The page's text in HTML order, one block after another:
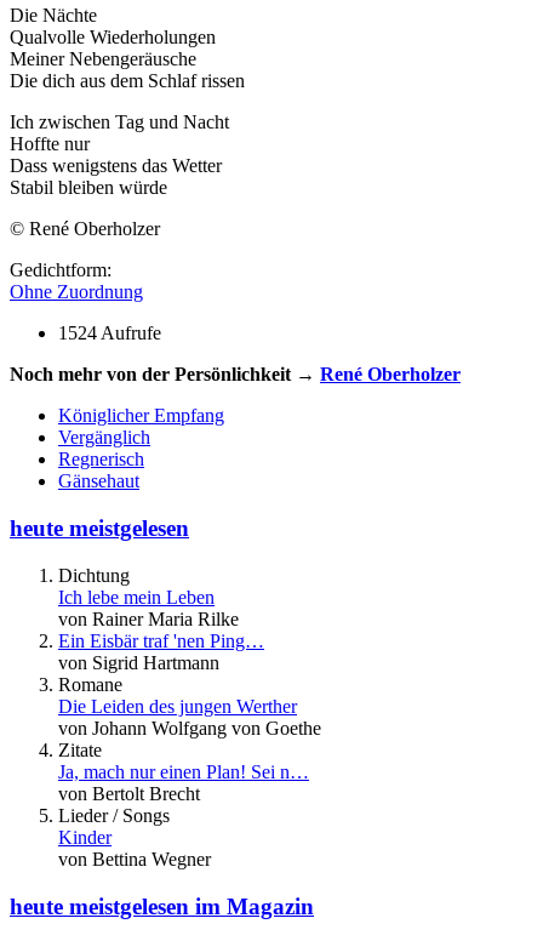
Die Nächte
Qualvolle Wiederholungen
Meiner Nebengeräusche
Die dich aus dem Schlaf rissen
Ich zwischen Tag und Nacht
Hoffte nur
Dass wenigstens das Wetter
Stabil bleiben würde
© René Oberholzer
Gedichtform:
Ohne Zuordnung
1524 Aufrufe
Noch mehr von der Persönlichkeit → René Oberholzer
Königlicher Empfang
Vergänglich
Regnerisch
Gänsehaut
heute meistgelesen
Dichtung
Ich lebe mein Leben
von Rainer Maria Rilke
Ein Eisbär traf 'nen Ping…
von Sigrid Hartmann
Romane
Die Leiden des jungen Werther
von Johann Wolfgang von Goethe
Zitate
Ja, mach nur einen Plan! Sei n…
von Bertolt Brecht
Lieder / Songs
Kinder
von Bettina Wegner
heute meistgelesen im Magazin